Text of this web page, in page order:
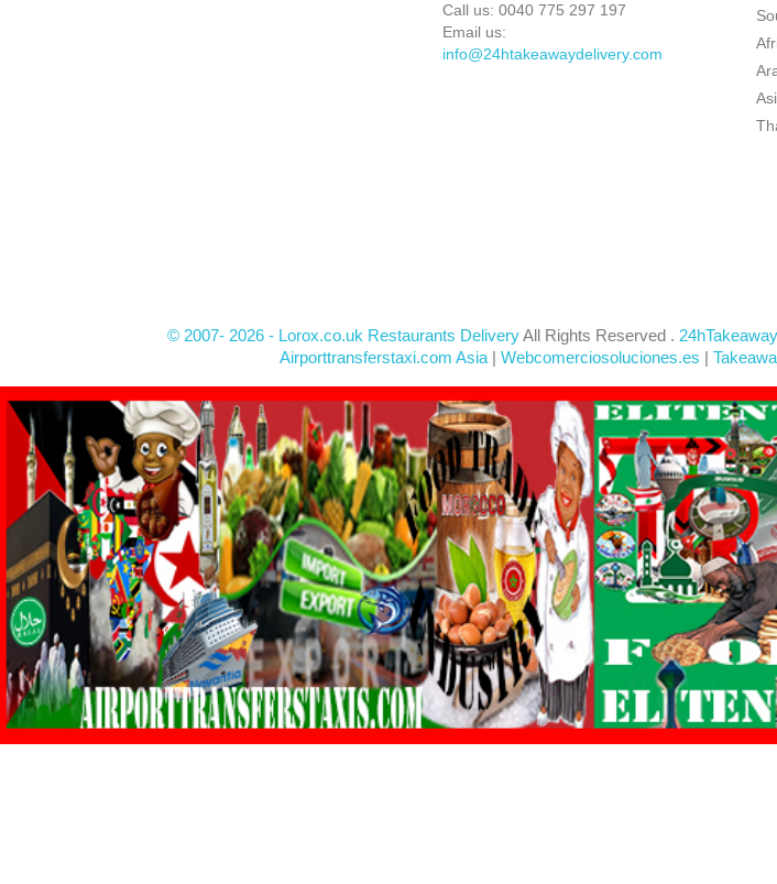
Call us: 0040 775 297 197
Email us:
info@24htakeawaydelivery.com
© 2007- 2026 - Lorox.co.uk Restaurants DeliveryAll Rights Reserved .
Airporttransferstaxi.com Asia | Webcomerciosoluciones.es |